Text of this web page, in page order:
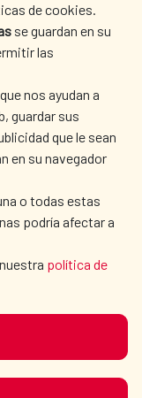
de cookies.
se guardan en su
las
que nos ayudan a
guardar sus
que le sean
en su navegador
o todas estas
podría afectar a
política de
WE COOPERATE?
PRESS ROOM
LIBRARY